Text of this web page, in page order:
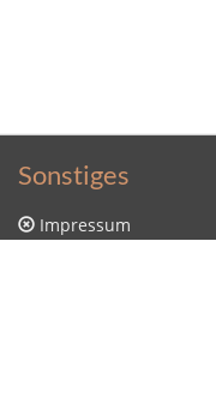
Sonstiges
Impressum